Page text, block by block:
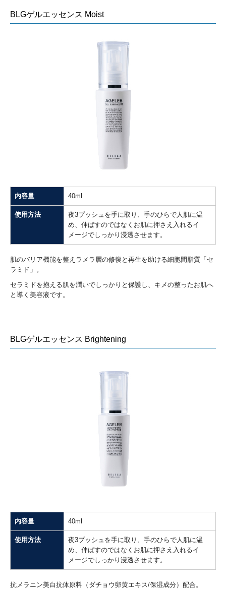
BLGゲルエッセンス Moist
内容量 40ml
使用方法
夜3プッシュを手に取り、手のひらで人肌に温
め、伸ばすのではなくお肌に押さえ入れるイ
メージでしっかり浸透させます。
肌のバリア機能を整えラメラ層の修復と再生を助ける細胞間脂質「セ
ラミド」。
セラミドを抱える肌を潤いでしっかりと保護し、キメの整ったお肌へ
と導く美容液です。
BLGゲルエッセンス Brightening
内容量 40ml
使用方法
夜3プッシュを手に取り、手のひらで人肌に温
め、伸ばすのではなくお肌に押さえ入れるイ
メージでしっかり浸透させます。
抗メラニン美白抗体原料（ダチョウ卵黄エキス/保湿成分）配合。